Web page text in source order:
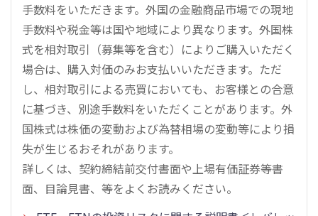
手数料をいただきます。外国の金融商品市場での現地
手数料や税金等は国や地域により異なります。外国株
式を相対取引（募集等を含む）によりご購入いただく
場合は、購入対価のみお支払いいただきます。ただ
し、相対取引による売買においても、お客様との合意
に基づき、別途手数料をいただくことがあります。外
国株式は株価の変動および為替相場の変動等により損
失が生じるおそれがあります。
詳しくは、契約締結前交付書面や上場有価証券等書
面、目論見書、等をよくお読みください。